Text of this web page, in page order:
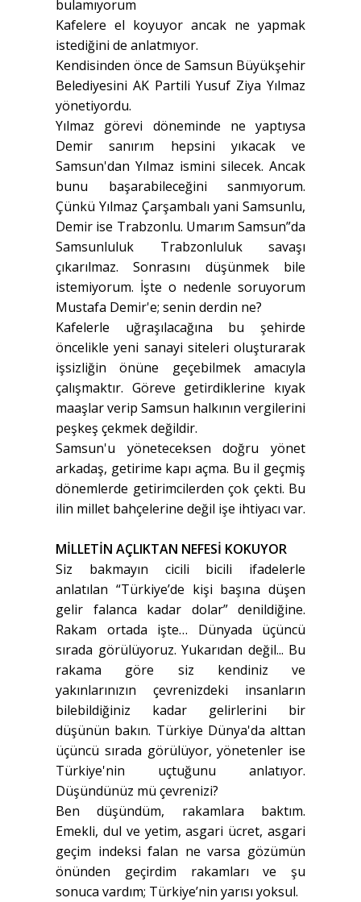
bulamıyorum
Kafelere el koyuyor ancak ne yapmak
istediğini de anlatmıyor.
Kendisinden önce de Samsun Büyükşehir
Belediyesini AK Partili Yusuf Ziya Yılmaz
yönetiyordu.
Yılmaz görevi döneminde ne yaptıysa
Demir sanırım hepsini yıkacak ve
Samsun'dan Yılmaz ismini silecek. Ancak
bunu başarabileceğini sanmıyorum.
Çünkü Yılmaz Çarşambalı yani Samsunlu,
Demir ise Trabzonlu. Umarım Samsun”da
Samsunluluk Trabzonluluk savaşı
çıkarılmaz. Sonrasını düşünmek bile
istemiyorum. İşte o nedenle soruyorum
Mustafa Demir'e; senin derdin ne?
Kafelerle uğraşılacağına bu şehirde
öncelikle yeni sanayi siteleri oluşturarak
işsizliğin önüne geçebilmek amacıyla
çalışmaktır. Göreve getirdiklerine kıyak
maaşlar verip Samsun halkının vergilerini
peşkeş çekmek değildir.
Samsun'u yöneteceksen doğru yönet
arkadaş, getirime kapı açma. Bu il geçmiş
dönemlerde getirimcilerden çok çekti. Bu
ilin millet bahçelerine değil işe ihtiyacı var.
MİLLETİN AÇLIKTAN NEFESİ KOKUYOR
Siz bakmayın cicili bicili ifadelerle
anlatılan “Türkiye’de kişi başına düşen
gelir falanca kadar dolar” denildiğine.
Rakam ortada işte… Dünyada üçüncü
sırada görülüyoruz. Yukarıdan değil... Bu
rakama göre siz kendiniz ve
yakınlarınızın çevrenizdeki insanların
bilebildiğiniz kadar gelirlerini bir
düşünün bakın. Türkiye Dünya'da alttan
üçüncü sırada görülüyor, yönetenler ise
Türkiye'nin uçtuğunu anlatıyor.
Düşündünüz mü çevrenizi?
Ben düşündüm, rakamlara baktım.
Emekli, dul ve yetim, asgari ücret, asgari
geçim indeksi falan ne varsa gözümün
önünden geçirdim rakamları ve şu
sonuca vardım; Türkiye’nin yarısı yoksul.